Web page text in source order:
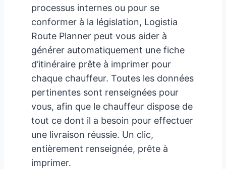
processus internes ou pour se
conformer à la législation, Logistia
Route Planner peut vous aider à
générer automatiquement une fiche
d’itinéraire prête à imprimer pour
chaque chauffeur. Toutes les données
pertinentes sont renseignées pour
vous, afin que le chauffeur dispose de
tout ce dont il a besoin pour effectuer
une livraison réussie. Un clic,
entièrement renseignée, prête à
imprimer.